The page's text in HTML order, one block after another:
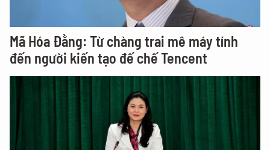
Mã Hóa Đằng: Từ chàng trai mê máy tính
đến người kiến tạo đế chế Tencent